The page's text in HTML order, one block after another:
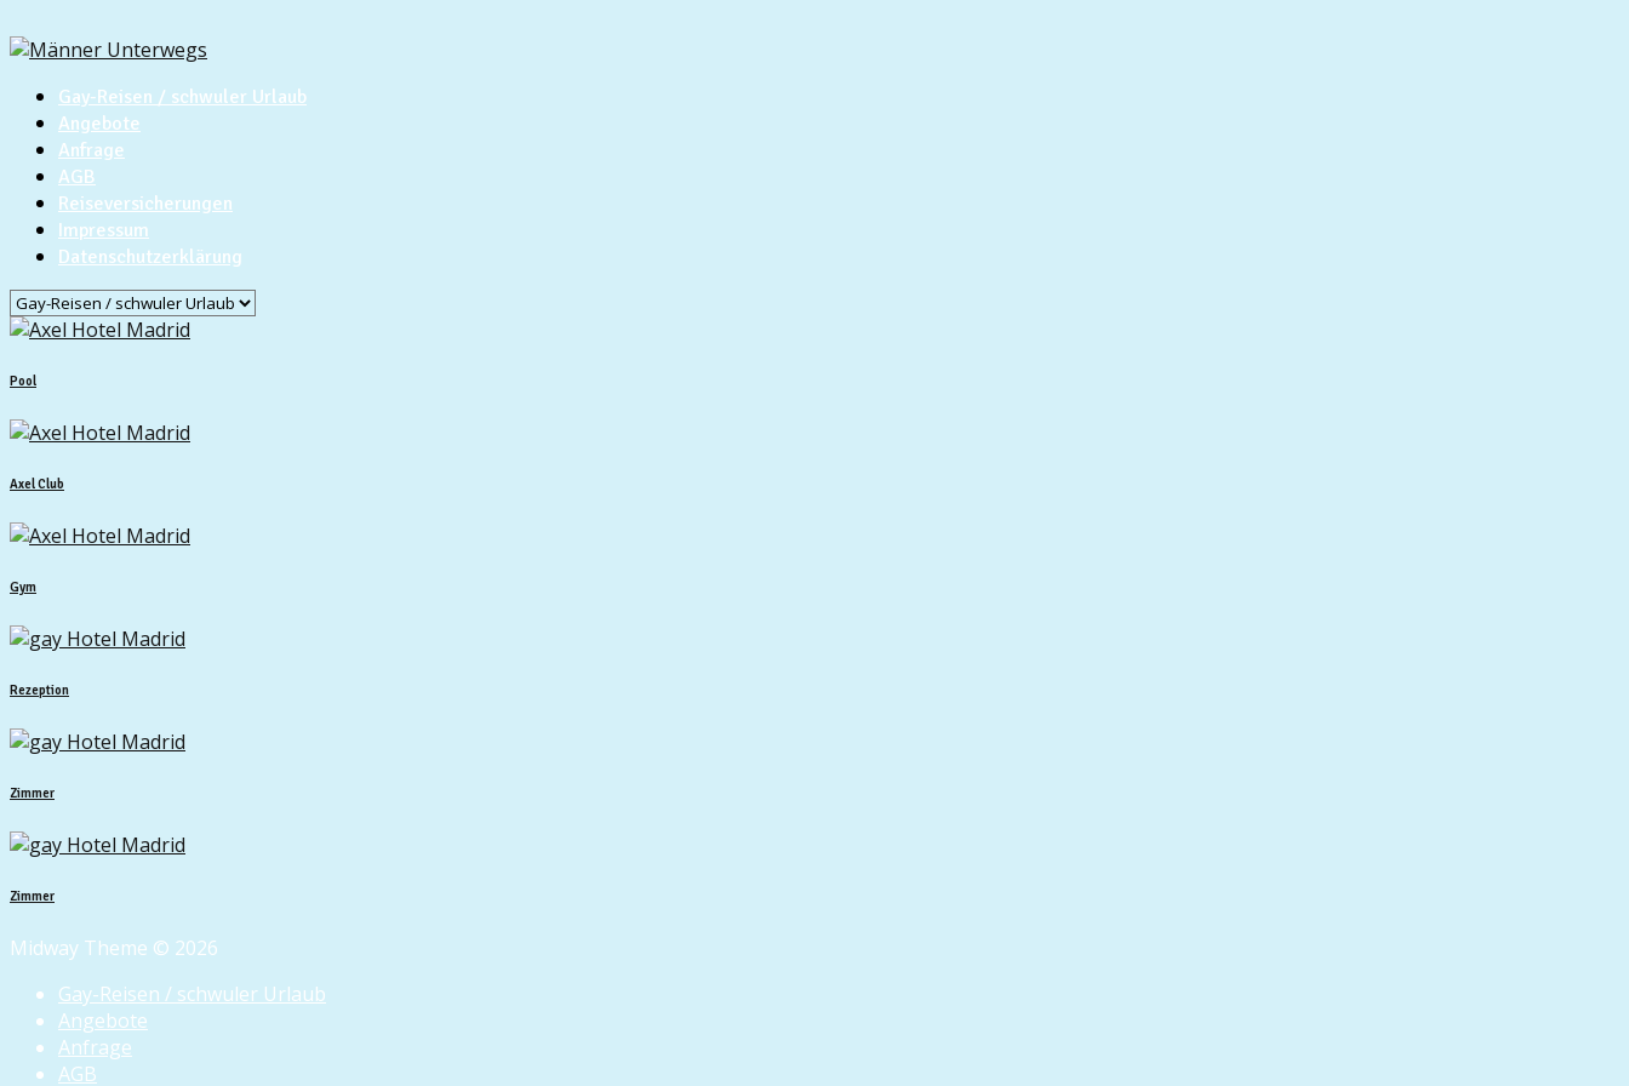
Gay-Reisen / schwuler Urlaub
Angebote
Anfrage
AGB
Reiseversicherungen
Impressum
Datenschutzerklärung
Pool
Axel Club
Gym
Rezeption
Zimmer
Zimmer
Midway Theme © 2026
Gay-Reisen / schwuler Urlaub
Angebote
Anfrage
AGB